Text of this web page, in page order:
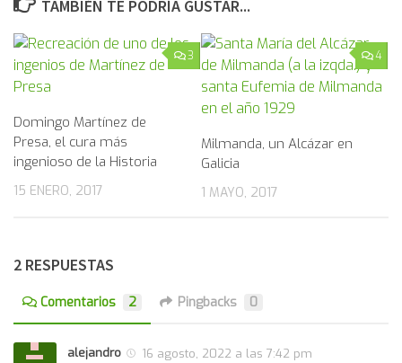
TAMBIÉN TE PODRÍA GUSTAR...
3
Domingo Martínez de
Presa, el cura más
ingenioso de la Historia
15 ENERO, 2017
4
Milmanda, un Alcázar en
Galicia
1 MAYO, 2017
2 RESPUESTAS
Comentarios 2 Pingbacks 0
alejandro
16 agosto, 2022 a las 7:42 pm